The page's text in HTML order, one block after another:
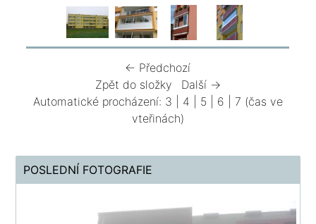
← Předchozí
Zpět do složky
Další →
Automatické procházení: 3 4 5 6 7 (čas ve
vteřinách)
POSLEDNÍ FOTOGRAFIE